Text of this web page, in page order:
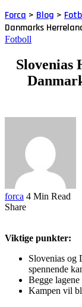
Forca > Blog >
Danmarks
Fotboll
Slovenias
forca 4 Min Read
Share
Viktige punkter:
Slovenias og
spennende
Begge
Kampen vil